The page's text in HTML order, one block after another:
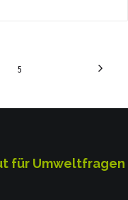
5
für Umweltfragen